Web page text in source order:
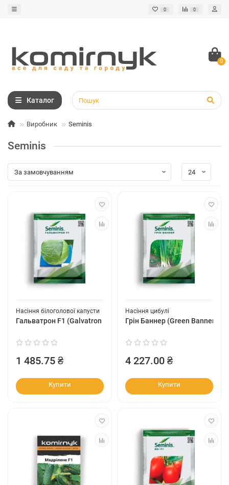
0 0
0
Каталог
Виробник Seminis
Seminis
Насіння білоголової капусти
Гальватрон F1 (Galvatron F1)
1 485.75 ₴
Купити
Насіння цибулі
Грін Баннер (Green Banner)
4 227.00 ₴
Купити